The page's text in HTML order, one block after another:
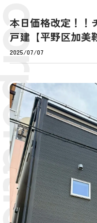
本日価格改定！！
戸建【平野区加美
2025/07/07